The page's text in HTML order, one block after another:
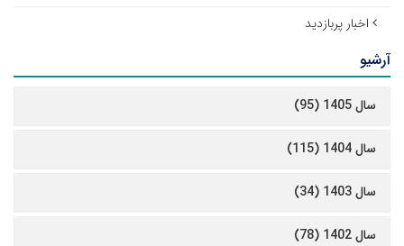
اخبار پربازدید
آرشیو
سال 1405 (95)
سال 1404 (115)
سال 1403 (34)
سال 1402 (78)